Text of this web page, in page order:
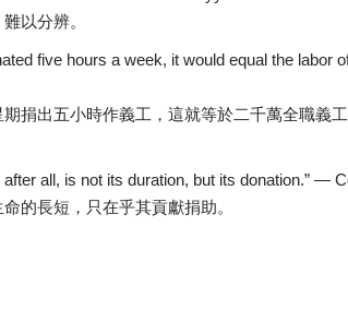
以分辨。
five hours a week, it would equal the labor
捐出五小時作義工，這就等於二千萬全職義
all, is not its duration, but its donation.” —
的長短，只在乎其貢獻捐助。